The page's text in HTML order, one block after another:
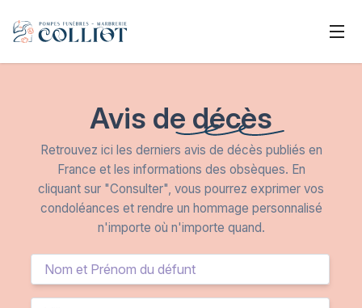
Avis de décès
Retrouvez ici les derniers avis de décès publiés en
France et les informations des obsèques. En
cliquant sur "Consulter", vous pourrez exprimer vos
condoléances et rendre un hommage personnalisé
n'importe où n'importe quand.